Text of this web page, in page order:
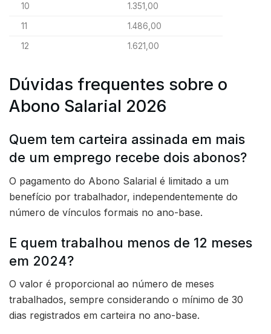
10 1.351,00
11 1.486,00
12 1.621,00
Dúvidas frequentes sobre o
Abono Salarial 2026
Quem tem carteira assinada em mais
de um emprego recebe dois abonos?
O pagamento do Abono Salarial é limitado a um
benefício por trabalhador, independentemente do
número de vínculos formais no ano-base.
E quem trabalhou menos de 12 meses
em 2024?
O valor é proporcional ao número de meses
trabalhados, sempre considerando o mínimo de 30
dias registrados em carteira no ano-base.